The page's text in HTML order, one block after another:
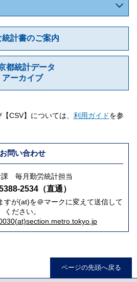
統計書のご案内
都統計データ
アーカイブ
CSV】については、 利用ガイドを参
お問い合わせ
課 毎月勤労統計担当
2534（直通）
すが(at)を＠マークに変えて送信して
ください。
ページの先頭へ戻る